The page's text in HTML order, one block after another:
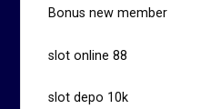
Bonus new member
slot online 88
slot depo 10k